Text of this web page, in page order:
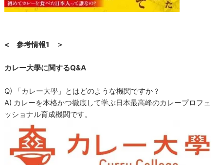
< 参考情報1 ＞
カレー大學に関するQ&A
Q) 「カレー大學」とはどのような機関ですか？
A) カレーを本格かつ徹底して学ぶ日本最高峰のカレープロフェ
ッショナル育成機関です。